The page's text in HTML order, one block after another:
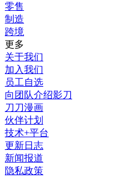
零售
制造
跨境
更多
关于我们
加入我们
员工自选
向团队介绍影刀
刀刀漫画
伙伴计划
技术+平台
更新日志
新闻报道
隐私政策